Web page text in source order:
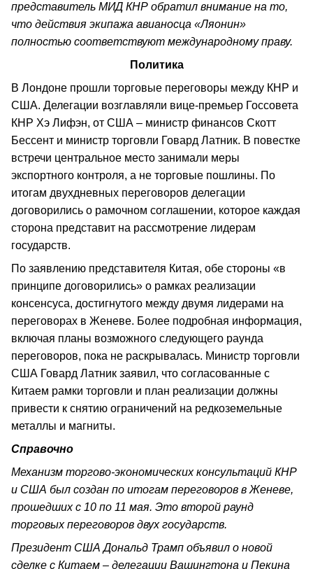
представитель МИД КНР обратил внимание на то,
что действия экипажа авианосца «Ляонин»
полностью соответствуют международному праву.
Политика
В Лондоне прошли торговые переговоры между КНР и
США. Делегации возглавляли вице-премьер Госсовета
КНР Хэ Лифэн, от США – министр финансов Скотт
Бессент и министр торговли Говард Латник. В повестке
встречи центральное место занимали меры
экспортного контроля, а не торговые пошлины. По
итогам двухдневных переговоров делегации
договорились о рамочном соглашении, которое каждая
сторона представит на рассмотрение лидерам
государств.
По заявлению представителя Китая, обе стороны «в
принципе договорились» о рамках реализации
консенсуса, достигнутого между двумя лидерами на
переговорах в Женеве. Более подробная информация,
включая планы возможного следующего раунда
переговоров, пока не раскрывалась. Министр торговли
США Говард Латник заявил, что согласованные с
Китаем рамки торговли и план реализации должны
привести к снятию ограничений на редкоземельные
металлы и магниты.
Справочно
Механизм торгово-экономических консультаций КНР
и США был создан по итогам переговоров в Женеве,
прошедших с 10 по 11 мая. Это второй раунд
торговых переговоров двух государств.
Президент США Дональд Трамп объявил о новой
сделке с Китаем – делегации Вашингтона и Пекина